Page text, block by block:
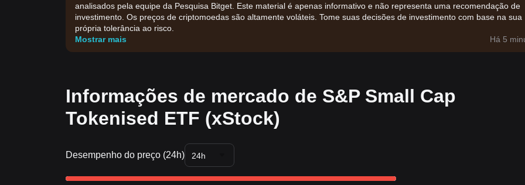
analisados pela equipe da Pesquisa Bitget. Este material é apenas informativo e não representa uma recomendação de
investimento. Os preços de criptomoedas são altamente voláteis. Tome suas decisões de investimento com base na sua
própria tolerância ao risco.
Mostrar mais
Há 5
Informações de mercado de S&P Small Cap
Tokenised ETF (xStock)
Desempenho do preço (24h) 24h